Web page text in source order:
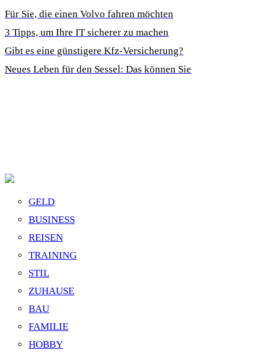
Für Sie, die einen Volvo fahren möchten
3 Tipps, um Ihre IT sicherer zu machen
Gibt es eine günstigere Kfz-Versicherung?
Neues Leben für den Sessel: Das können Sie
GELD
BUSINESS
REISEN
TRAINING
STIL
ZUHAUSE
BAU
FAMILIE
HOBBY